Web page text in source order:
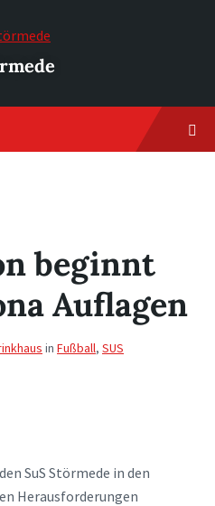
beginnt
Auflagen
in Fußball, SUS
SuS Störmede in den
Herausforderungen